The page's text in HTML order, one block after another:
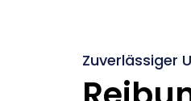
Zuverlässiger